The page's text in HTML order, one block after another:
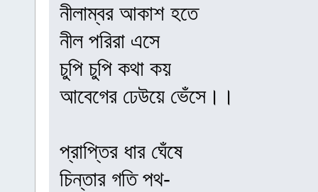
নীলাম্বর আকাশ হতে
নীল পরিরা এসে
চুপি চুপি কথা কয়
আবেগের ঢেউয়ে ভেঁসে।।
প্রাপ্তির ধার ঘেঁষে
চিন্তার গতি পথ-